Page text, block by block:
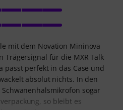
mit dem Novation Mininova
Trägersignal für die MXR Talk
passt perfekt in das Case und
absolut nichts. In den
sogar
so bleibt es